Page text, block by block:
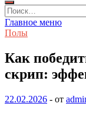
Найти:
Главное меню
Полы
Как
скрип:
22.02.2026 - от